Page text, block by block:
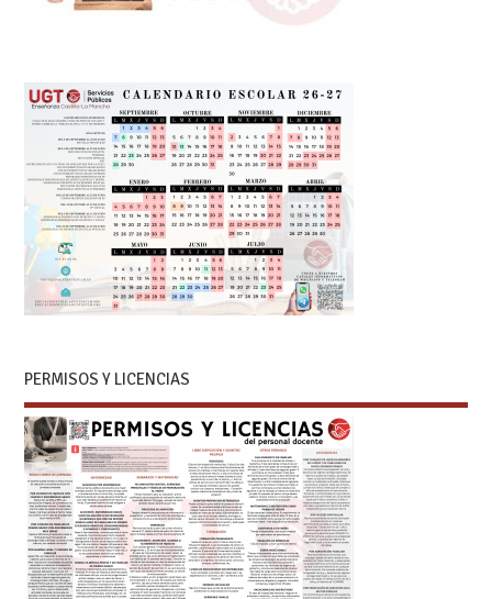
PERMISOS Y LICENCIAS